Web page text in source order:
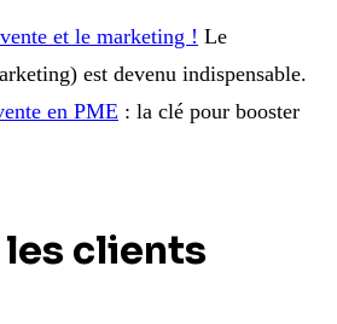
et le marketing ! Le
est devenu indispensable.
en PME : la clé pour booster
clients